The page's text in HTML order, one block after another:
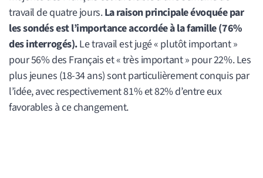
travail de quatre jours.La raison principale évoquée par
les sondés est l’importance accordée à la famille (76%
des interrogés).Le travail est jugé « plutôt important »
pour 56% des Français et « très important » pour 22%. Les
plus jeunes (18-34 ans) sont particulièrement conquis par
l’idée, avec respectivement 81% et 82% d’entre eux
favorables à ce changement.